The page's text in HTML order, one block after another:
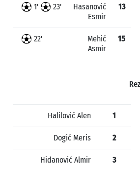
1' 23'
Hasanović
Esmir
13
22'
Mehić
Asmir
15
Halilović Alen 1
Dogić Meris 2
Hidanović Almir 3